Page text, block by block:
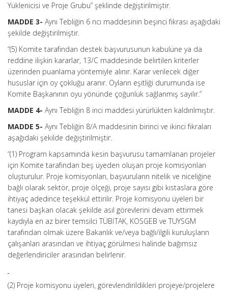
Yüklenicisi ve Proje Grubu” şeklinde değiştirilmiştir.
MADDE 3- Aynı Tebliğin 6 ncı maddesinin beşinci fıkrası aşağıdaki
şekilde değiştirilmiştir.
“(5) Komite tarafından destek başvurusunun kabulüne ya da
reddine ilişkin kararlar, 13/C maddesinde belirtilen kriterler
üzerinden puanlama yöntemiyle alınır. Karar verilecek diğer
hususlar için oy çokluğu aranır. Oyların eşitliği durumunda ise
Komite Başkanının oyu yönünde çoğunluk sağlanmış sayılır.”
MADDE 4- Aynı Tebliğin 8 inci maddesi yürürlükten kaldırılmıştır.
MADDE 5- Aynı Tebliğin 8/A maddesinin birinci ve ikinci fıkraları
aşağıdaki şekilde değiştirilmiştir.
“(1) Program kapsamında kesin başvurusu tamamlanan projeler
için Komite tarafından beş üyeden oluşan proje komisyonları
oluşturulur. Proje komisyonları, başvuruların nitelik ve niceliğine
bağlı olarak sektör, proje ölçeği, proje sayısı gibi kıstaslara göre
ihtiyaç adedince teşekkül ettirilir. Proje komisyonu üyeleri bir
tanesi başkan olacak şekilde asıl görevlerini devam ettirmek
kaydıyla en az birer temsilci TÜBİTAK, KOSGEB ve TUYSGM
tarafından olmak üzere Bakanlık ve/veya bağlı/ilgili kuruluşların
çalışanları arasından ve ihtiyaç görülmesi halinde bağımsız
değerlendiriciler arasından belirlenir.
(2) Proje komisyonu üyeleri, görevlendirildikleri projeye/projelere